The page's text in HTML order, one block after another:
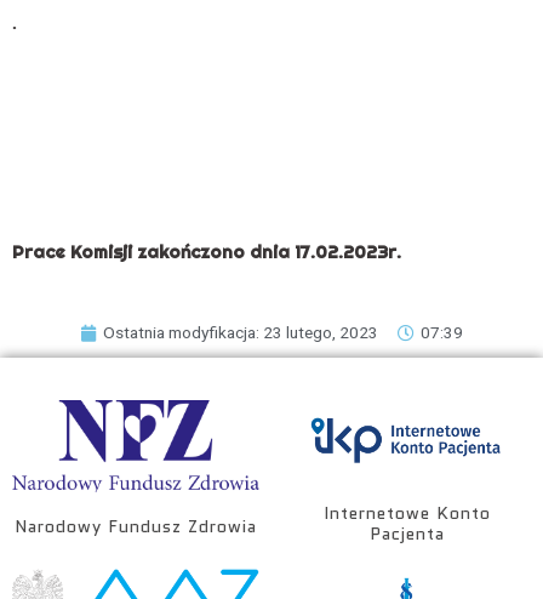
.
Prace Komisji zakończono dnia 17.02.2023r.
Ostatnia modyfikacja: 23 lutego, 2023 07:39
Narodowy Fundusz Zdrowia
Internetowe Konto
Pacjenta